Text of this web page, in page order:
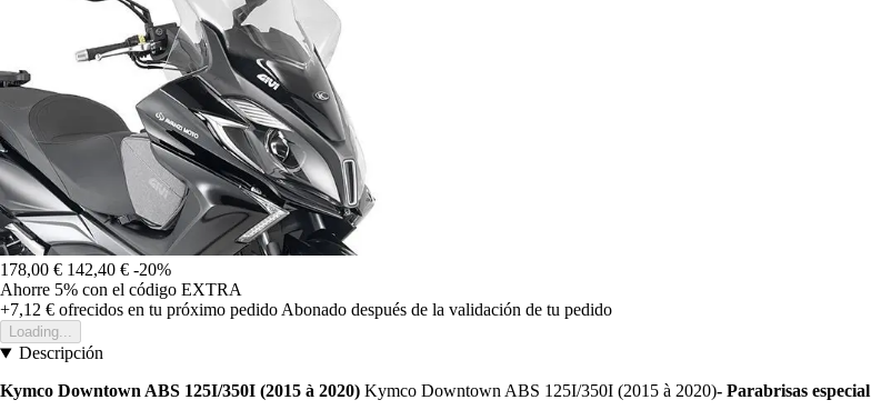
178,00 € 142,40 € -20%
Ahorre 5% con el código EXTRA
+7,12 € ofrecidos en tu próximo pedido Abonado después de la validación de tu pedido
Loading...
Descripción
Kymco Downtown ABS 125I/350I (2015 à 2020) Kymco Downtown ABS 125I/350I (2015 à 2020)- Parabrisas especial